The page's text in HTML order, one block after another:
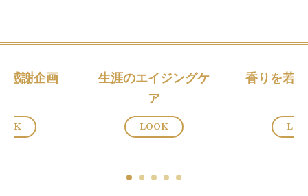
感謝企画
生涯のエイジングケ
ア
LOOK
香りを若